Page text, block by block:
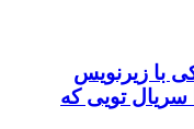
با زیرنویس
سریال تویی که